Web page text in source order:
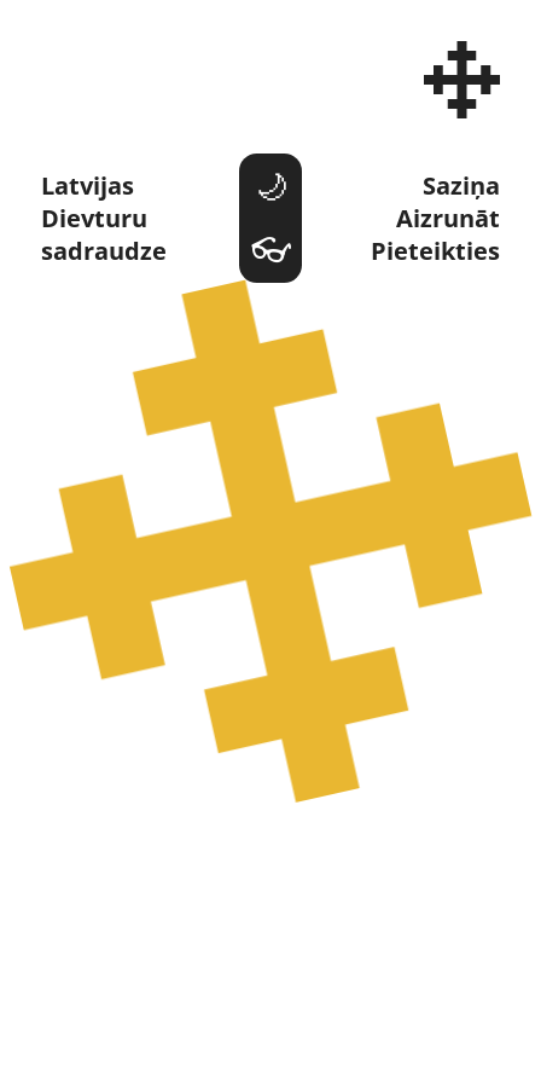
Dievturi un Dievturība
Latvijas
Dievturu
sadraudze
Saziņa
Aizrunāt
Pieteikties